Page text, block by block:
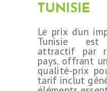
TUNISIE
Le prix d’un
Tunisie est
attractif par
pays, offrant
qualité-prix
tarif inclut